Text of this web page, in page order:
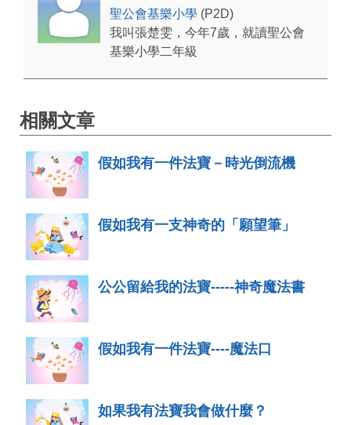
聖公會基樂小學 (P2D)
我叫張楚雯，今年7歲，就讀聖公會
基樂小學二年級
相關文章
假如我有一件法寶－時光倒流機
假如我有一支神奇的「願望筆」
公公留給我的法寶-----神奇魔法書
假如我有一件法寶----魔法口
如果我有法寶我會做什麼？